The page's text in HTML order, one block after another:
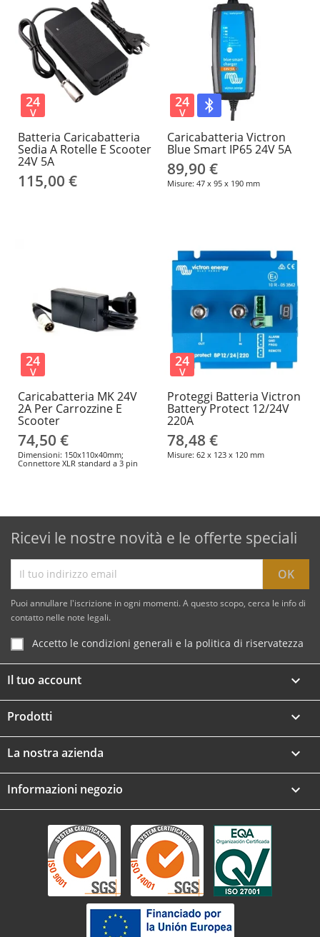
Batteria Caricabatteria
Sedia A Rotelle E Scooter
24V 5A
115,00 €
24
V
Caricabatteria Victron
Blue Smart IP65 24V 5A
89,90 €
Misure: 47 x 95 x 190 mm
24
V
Caricabatteria MK 24V
2A Per Carrozzine E
Scooter
74,50 €
Dimensioni: 150x110x40mm;
Connettore XLR standard a 3 pin
24
V
Proteggi Batteria Victron
Battery Protect 12/24V
220A
78,48 €
Misure: 62 x 123 x 120 mm
24
V
Ricevi le nostre novità e le offerte speciali
Puoi annullare l'iscrizione in ogni momenti. A questo scopo, cerca le info di
contatto nelle note legali.
Accetto le condizioni generali e la politica di riservatezza
Il tuo account 
Prodotti 
La nostra azienda 
Informazioni negozio keyboard_arrow_down